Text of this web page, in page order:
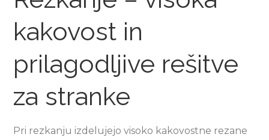
kakovost in
prilagodljive rešitve
za stranke
Pri rezkanju izdelujejo visoko kakovostne rezane